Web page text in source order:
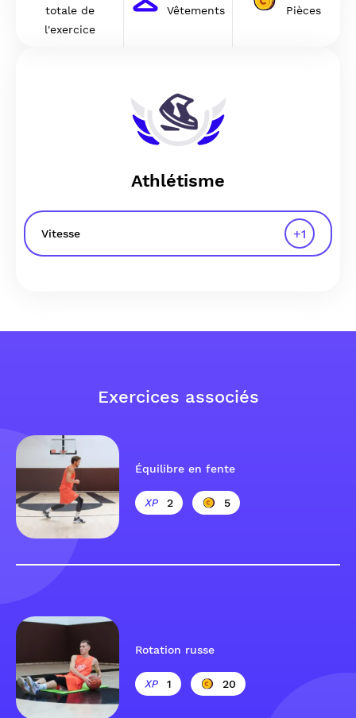
totale de
l'exercice
Vêtements Pièces
Athlétisme
Vitesse +1
Exercices associés
Équilibre en fente
2 5
Rotation russe
1 20